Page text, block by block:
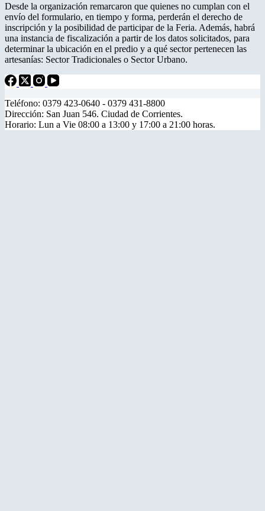
Desde la organización remarcaron que quienes no cumplan con el
envío del formulario, en tiempo y forma, perderán el derecho de
inscripción y la posibilidad de participar de la Feria. Además, habrá
una instancia de fiscalización a partir de los datos solicitados, para
determinar la ubicación en el predio y a qué sector pertenecen las
artesanías: Sector Tradicionales o Sector Urbano.
Teléfono: 0379 423-0640 - 0379 431-8800
Dirección: San Juan 546. Ciudad de Corrientes.
Horario: Lun a Vie 08:00 a 13:00 y 17:00 a 21:00 horas.